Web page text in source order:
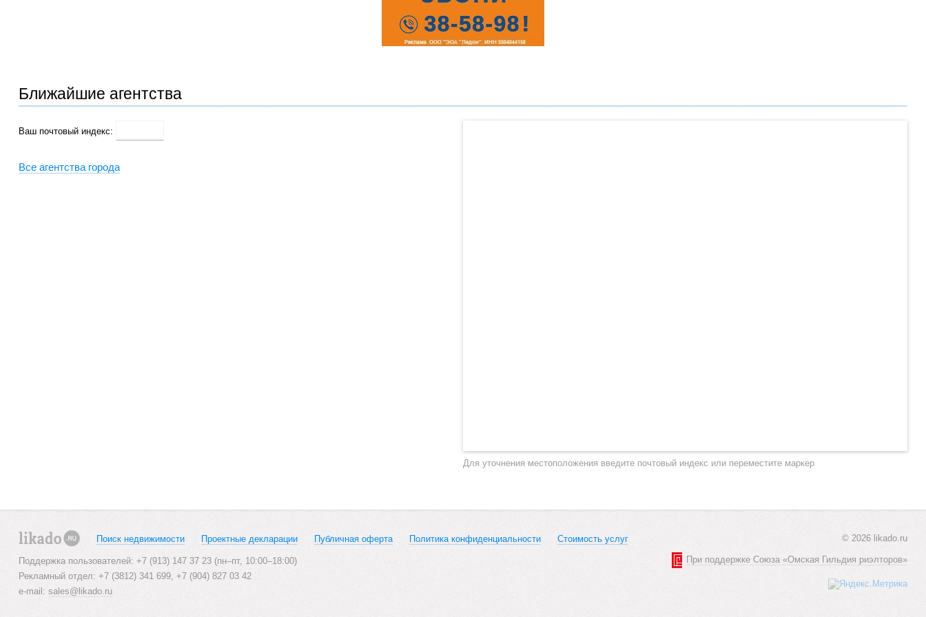
Ближайшие агентства
Ваш почтовый индекс:
Все агентства города
Для уточнения местоположения введите почтовый индекс или переместите маркер
Поиск недвижимости Проектные декларации Публичная оферта Политика конфиденциальности Стоимость услуг
Поддержка пользователей: +7 (913) 147 37 23 (пн–пт, 10:00–18:00)
Рекламный отдел: +7 (3812) 341 699, +7 (904) 827 03 42
e-mail: sales@likado.ru
© 2026 likado.ru
При поддержке Союза «Омская Гильдия риэлторов»